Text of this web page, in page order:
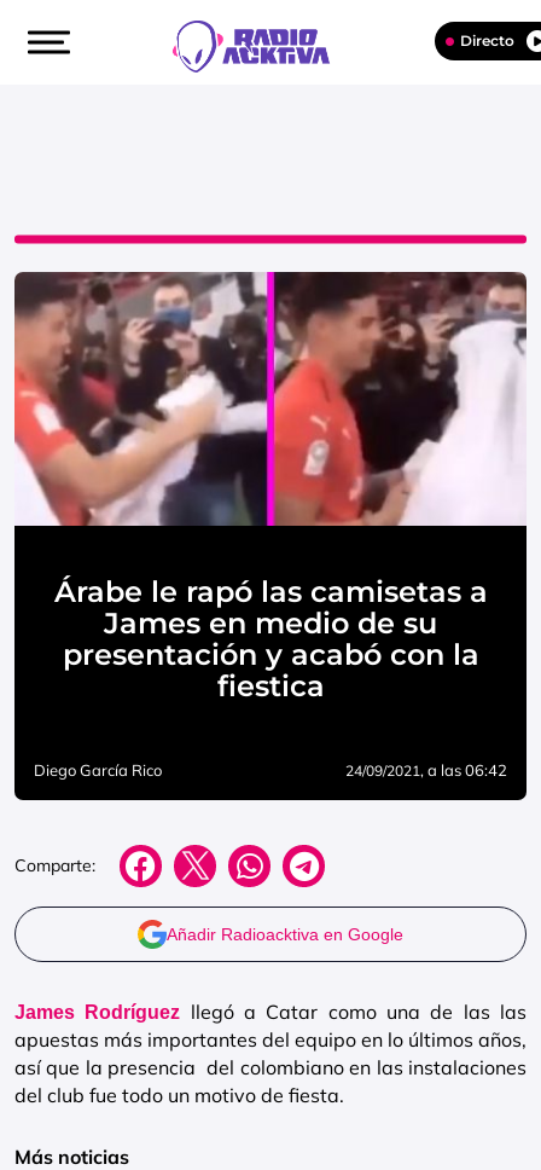
Directo
Árabe le rapó las camisetas a
James en medio de su
presentación y acabó con la
fiestica
Diego García Rico 24/09/2021, a las 06:42
Comparte:
Añadir Radioacktiva en Google
James Rodríguez llegó a Catar como una de las las
apuestas más importantes del equipo en lo últimos años,
así que la presencia del colombiano en las instalaciones
del club fue todo un motivo de fiesta.
Más noticias